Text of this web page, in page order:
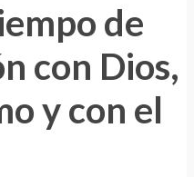
de
con Dios,
y con el